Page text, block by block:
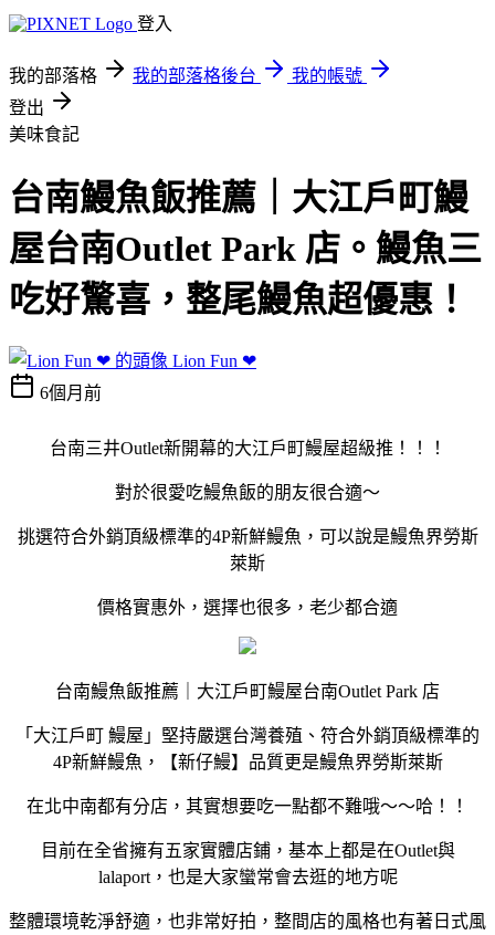
登入
我的部落格 我的部落格後台
我的帳號
登出
美味食記
台南鰻魚飯推薦｜大江戶町鰻
屋台南Outlet Park 店。鰻魚三
吃好驚喜，整尾鰻魚超優惠！
Lion Fun ❤
6個月前
台南三井Outlet新開幕的大江戶町鰻屋超級推！！！
對於很愛吃鰻魚飯的朋友很合適～
挑選符合外銷頂級標準的4P新鮮鰻魚，可以說是鰻魚界勞斯
萊斯
價格實惠外，選擇也很多，老少都合適
台南鰻魚飯推薦｜大江戶町鰻屋台南Outlet Park 店
「大江戶町 鰻屋」堅持嚴選台灣養殖、符合外銷頂級標準的
4P新鮮鰻魚，【新仔鰻】品質更是鰻魚界勞斯萊斯
在北中南都有分店，其實想要吃一點都不難哦～～哈！！
目前在全省擁有五家實體店鋪，基本上都是在Outlet與
lalaport，也是大家蠻常會去逛的地方呢
整體環境乾淨舒適，也非常好拍，整間店的風格也有著日式風